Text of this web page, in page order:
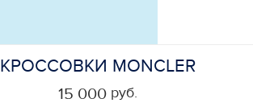
КРОССОВКИ MONCLER
15 000 руб.